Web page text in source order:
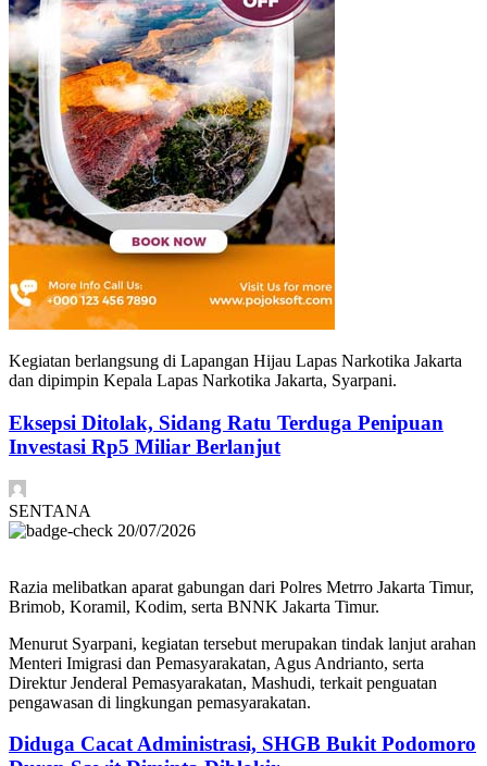
Kegiatan berlangsung di Lapangan Hijau Lapas Narkotika Jakarta
dan dipimpin Kepala Lapas Narkotika Jakarta, Syarpani.
Eksepsi Ditolak, Sidang Ratu Terduga Penipuan
Investasi Rp5 Miliar Berlanjut
SENTANA
20/07/2026
Razia melibatkan aparat gabungan dari Polres Metrro Jakarta Timur,
Brimob, Koramil, Kodim, serta BNNK Jakarta Timur.
Menurut Syarpani, kegiatan tersebut merupakan tindak lanjut arahan
Menteri Imigrasi dan Pemasyarakatan, Agus Andrianto, serta
Direktur Jenderal Pemasyarakatan, Mashudi, terkait penguatan
pengawasan di lingkungan pemasyarakatan.
Diduga Cacat Administrasi, SHGB Bukit Podomoro